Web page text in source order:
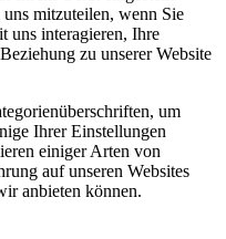
mitzuteilen, wenn Sie
uns interagieren, Ihre
zu unserer Website
um
Ihrer Einstellungen
einiger Arten von
auf unseren Websites
anbieten können.